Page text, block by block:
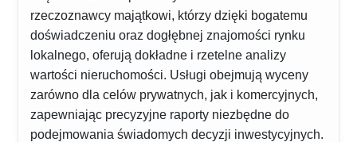
rzeczoznawcy majątkowi, którzy dzięki bogatemu
doświadczeniu oraz dogłębnej znajomości rynku
lokalnego, oferują dokładne i rzetelne analizy
wartości nieruchomości. Usługi obejmują wyceny
zarówno dla celów prywatnych, jak i komercyjnych,
zapewniając precyzyjne raporty niezbędne do
podejmowania świadomych decyzji inwestycyjnych.